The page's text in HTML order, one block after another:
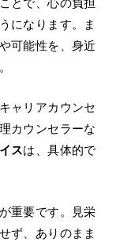
になります。ま
可能性を、身近
ャリアカウンセ
カウンセラーな
スは、具体的で
重要です。見栄
ず、ありのまま